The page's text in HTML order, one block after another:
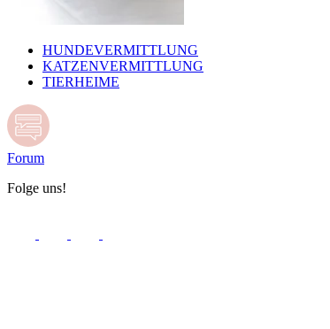
HUNDEVERMITTLUNG
KATZENVERMITTLUNG
TIERHEIME
Forum
Folge uns!